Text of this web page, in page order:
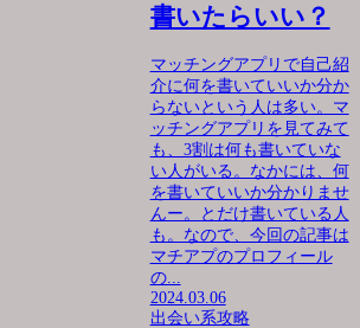
書いたらいい？
マッチングアプリで自己紹
介に何を書いていいか分か
らないという人は多い。マ
ッチングアプリを見てみて
も、3割は何も書いていな
い人がいる。なかには、何
を書いていいか分かりませ
んー。とだけ書いている人
も。なので、今回の記事は
マチアプのプロフィール
の...
2024.03.06
出会い系攻略